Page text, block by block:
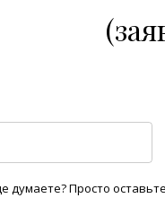
думаете? Просто